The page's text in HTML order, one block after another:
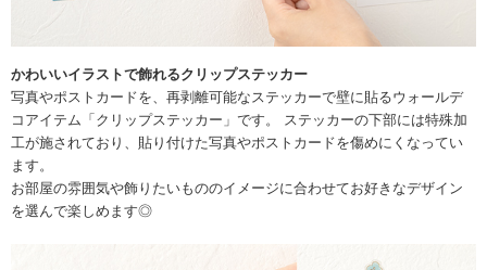
かわいいイラストで飾れるクリップステッカー
写真やポストカードを、再剥離可能なステッカーで壁に貼るウォールデ
コアイテム「クリップステッカー」です。 ステッカーの下部には特殊加
工が施されており、貼り付けた写真やポストカードを傷めにくなってい
ます。
お部屋の雰囲気や飾りたいもののイメージに合わせてお好きなデザイン
を選んで楽しめます◎